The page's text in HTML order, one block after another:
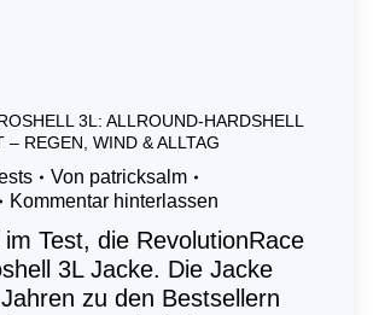
3L: ALLROUND-HARDSHELL
– REGEN, WIND & ALLTAG
Von patricksalm
Kommentar hinterlassen
Test, die RevolutionRace
3L Jacke. Die Jacke
zu den Bestsellern